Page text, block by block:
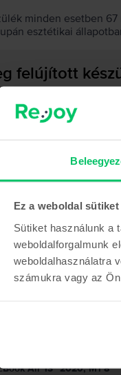
Ez a weboldal sütiket
Sütiket használunk a
weboldalforgalmunk
weboldalhasználatra
számukra vagy az
minden esetben
esztétikai
felújított
képes
a dobozban?
Air 13″ 2020, M1 8